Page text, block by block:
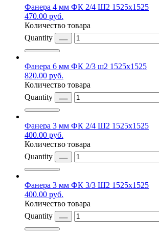
Фанера 4 мм ФК 2/4 Ш2 1525х1525
470.00 руб.
Количество товара
Quantity
Фанера 6 мм ФК 2/3 ш2 1525х1525
820.00 руб.
Количество товара
Quantity
Фанера 3 мм ФК 2/4 Ш2 1525х1525
400.00 руб.
Количество товара
Quantity
Фанера 3 мм ФК 3/3 Ш2 1525х1525
400.00 руб.
Количество товара
Quantity